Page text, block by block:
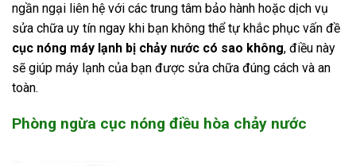
ngần ngại liên hệ với các trung tâm bảo hành hoặc dịch vụ
sửa chữa uy tín ngay khi bạn không thể tự khắc phục vấn đề
cục nóng máy lạnh bị chảy nước có sao không, điều này
sẽ giúp máy lạnh của bạn được sửa chữa đúng cách và an
toàn.
Phòng ngừa cục nóng điều hòa chảy nước